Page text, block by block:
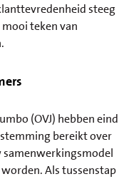
steeg
teken van
(OVJ) hebben eind
bereikt over
samenwerkingsmodel
Als tussenstap